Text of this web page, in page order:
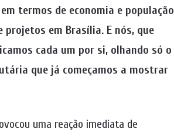
termos de economia e população
projetos em Brasília. E nós, que
cada um por si, olhando só o
que já começamos a mostrar
uma reação imediata de